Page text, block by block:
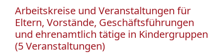
Arbeitskreise und Veranstaltungen für
Eltern, Vorstände, Geschäftsführungen
und ehrenamtlich tätige in Kindergruppen
(5 Veranstaltungen)